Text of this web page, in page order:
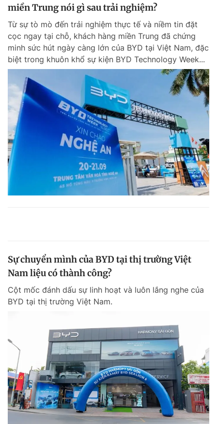
miền Trung nói gì sau trải nghiệm?
Từ sự tò mò đến trải nghiệm thực tế và niềm tin đặt
cọc ngay tại chỗ, khách hàng miền Trung đã chứng
minh sức hút ngày càng lớn của BYD tại Việt Nam, đặc
biệt trong khuôn khổ sự kiện BYD Technology Week...
Sự chuyển mình của BYD tại thị trường Việt
Nam liệu có thành công?
Cột mốc đánh dấu sự linh hoạt và luôn lắng nghe của
BYD tại thị trường Việt Nam.